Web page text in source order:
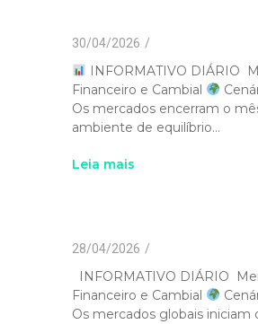
30/04/2026 /
INFORMATIVO DIÁRIO
Financeiro e Cambial
Os mercados encerram o
ambiente de equilíbrio...
Leia mais
28/04/2026 /
INFORMATIVO DIÁRIO
Financeiro e Cambial
Os mercados globais iniciam